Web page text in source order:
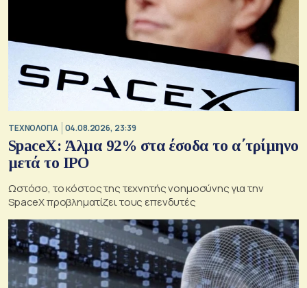
ΤΕΧΝΟΛΟΓΙΑ 04.08.2026, 23:39
SpaceX: Άλμα 92% στα έσοδα το α΄τρίμηνο
μετά το IPO
Ωστόσο, το κόστος της τεχνητής νοημοσύνης για την
SpaceX προβληματίζει τους επενδυτές